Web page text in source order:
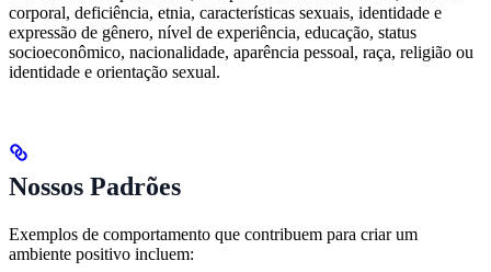
corporal, deficiência, etnia, características sexuais, identidade e
expressão de gênero, nível de experiência, educação, status
socioeconômico, nacionalidade, aparência pessoal, raça, religião ou
identidade e orientação sexual.
Nossos Padrões
Exemplos de comportamento que contribuem para criar um
ambiente positivo incluem: